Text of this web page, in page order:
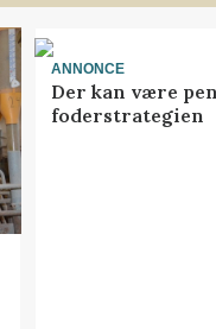
ANNONCE
Der kan være
foderstrategien